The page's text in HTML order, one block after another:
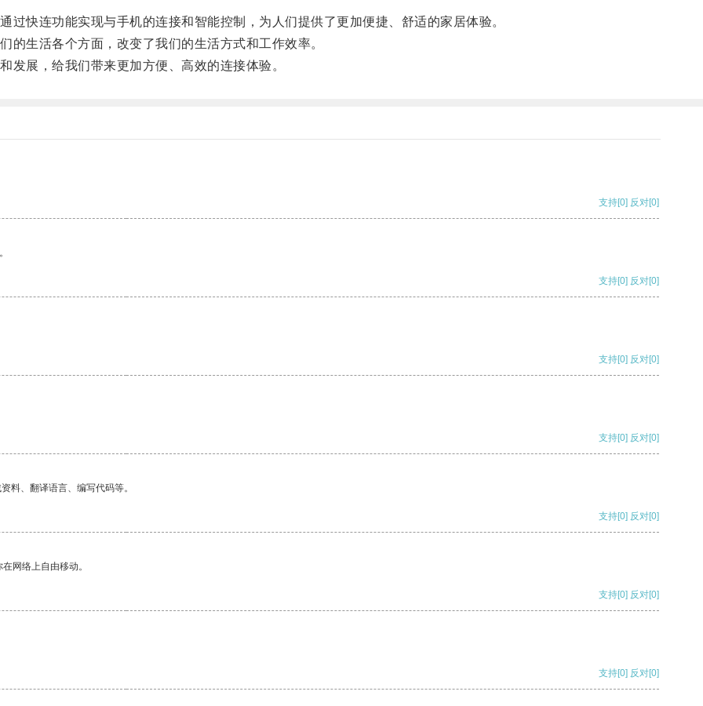
连功能实现与手机的连接和智能控制，为人们提供了更加便捷、舒适的家居体验。
生活各个方面，改变了我们的生活方式和工作效率。
展，给我们带来更加方便、高效的连接体验。
支持[0] 反对[0]
支持[0] 反对[0]
支持[0] 反对[0]
支持[0] 反对[0]
料、翻译语言、编写代码等。
支持[0] 反对[0]
网络上自由移动。
支持[0] 反对[0]
支持[0] 反对[0]